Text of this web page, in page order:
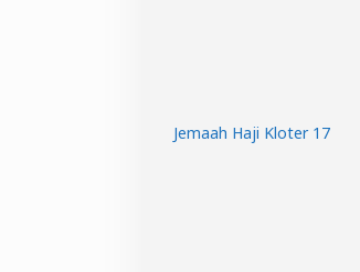
Jemaah Haji Kloter 17